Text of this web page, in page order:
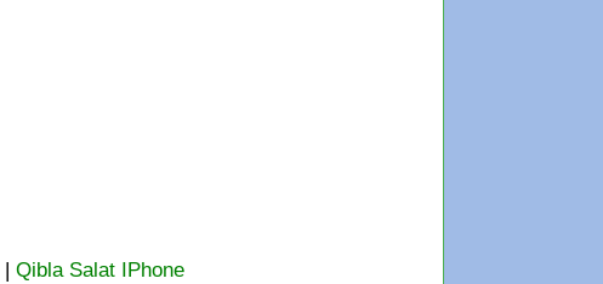
|Qibla Salat IPhone